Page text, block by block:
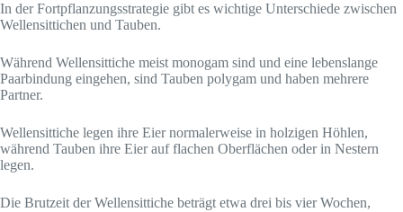
In der Fortpflanzungsstrategie gibt es wichtige Unterschiede zwischen
Wellensittichen und Tauben.
Während Wellensittiche meist monogam sind und eine lebenslange
Paarbindung eingehen, sind Tauben polygam und haben mehrere
Partner.
Wellensittiche legen ihre Eier normalerweise in holzigen Höhlen,
während Tauben ihre Eier auf flachen Oberflächen oder in Nestern
legen.
Die Brutzeit der Wellensittiche beträgt etwa drei bis vier Wochen,